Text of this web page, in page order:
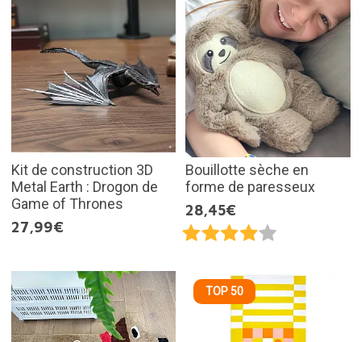
Kit de construction 3D
Metal Earth : Drogon de
Game of Thrones
27,99€
Bouillotte sèche en
forme de paresseux
28,45€
TOP 50